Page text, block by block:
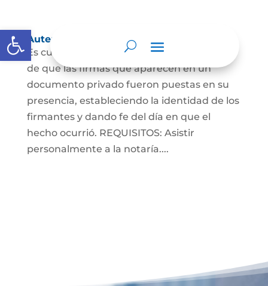
Abrir barra de herramientas
Autenticaciones
Es cuando el notario da testimonio escrito
de que las firmas que aparecen en un
documento privado fueron puestas en su
presencia, estableciendo la identidad de los
firmantes y dando fe del día en que el
hecho ocurrió. REQUISITOS: Asistir
personalmente a la notaría....